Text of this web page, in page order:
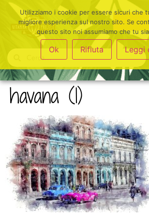
havana (1)
Utilizziamo i cookie per essere sicuri che
migliore esperienza sul nostro sito. Se
questo sito noi assumiamo che tu
Ok Rifiuta Leggi